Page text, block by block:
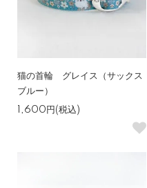
猫の首輪 グレイス（サックス
ブルー）
1,600円(税込)